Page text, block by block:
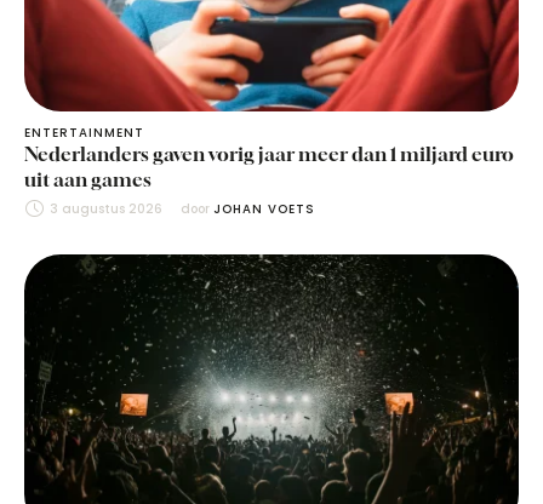
ENTERTAINMENT
Nederlanders gaven vorig jaar meer dan 1 miljard euro
uit aan games
3 augustus 2026 door JOHAN VOETS